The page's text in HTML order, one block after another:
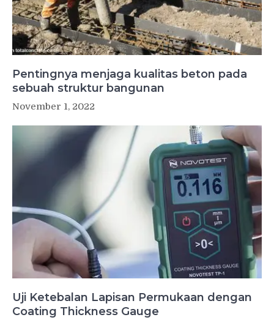
Pentingnya menjaga kualitas beton pada
sebuah struktur bangunan
November 1, 2022
Uji Ketebalan Lapisan Permukaan dengan
Coating Thickness Gauge